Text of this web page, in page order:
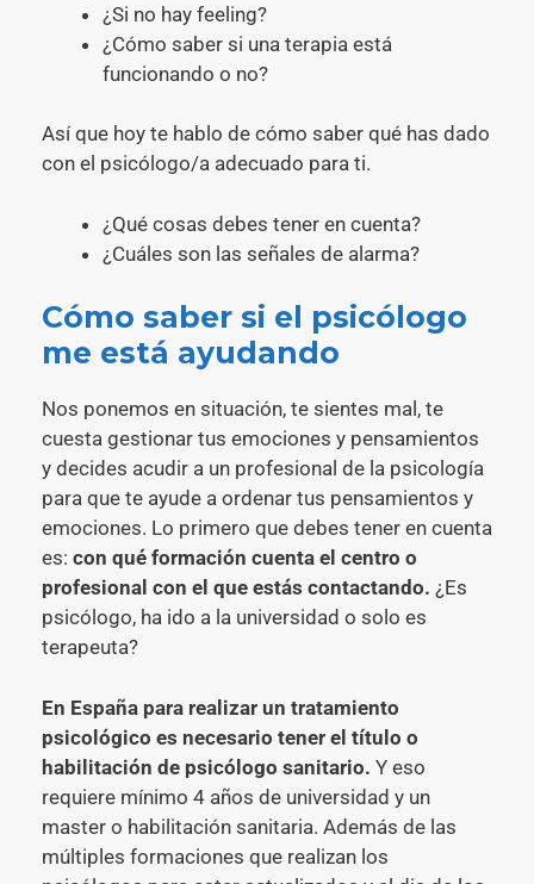
¿Si no hay feeling?
¿Cómo saber si una terapia está
funcionando o no?
Así que hoy te hablo de cómo saber qué has dado
con el psicólogo/a adecuado para ti.
¿Qué cosas debes tener en cuenta?
¿Cuáles son las señales de alarma?
Cómo saber si el psicólogo
me está ayudando
Nos ponemos en situación, te sientes mal, te
cuesta gestionar tus emociones y pensamientos
y decides acudir a un profesional de la psicología
para que te ayude a ordenar tus pensamientos y
emociones. Lo primero que debes tener en cuenta
es: con qué formación cuenta el centro o
profesional con el que estás contactando. ¿Es
psicólogo, ha ido a la universidad o solo es
terapeuta?
En España para realizar un tratamiento
psicológico es necesario tener el título o
habilitación de psicólogo sanitario. Y eso
requiere mínimo 4 años de universidad y un
master o habilitación sanitaria. Además de las
múltiples formaciones que realizan los